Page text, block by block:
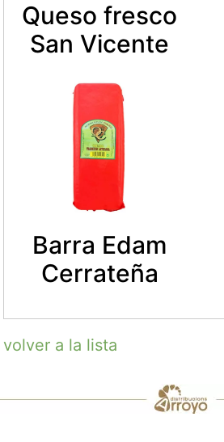
Queso fresco
San Vicente
Barra Edam
Cerrateña
volver a la lista